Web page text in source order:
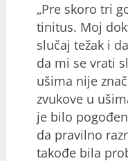
„Pre skoro tri
tinitus. Moj
slučaj težak i
da mi se vrati
ušima nije
zvukove u
je bilo
da pravilno
takođe bila